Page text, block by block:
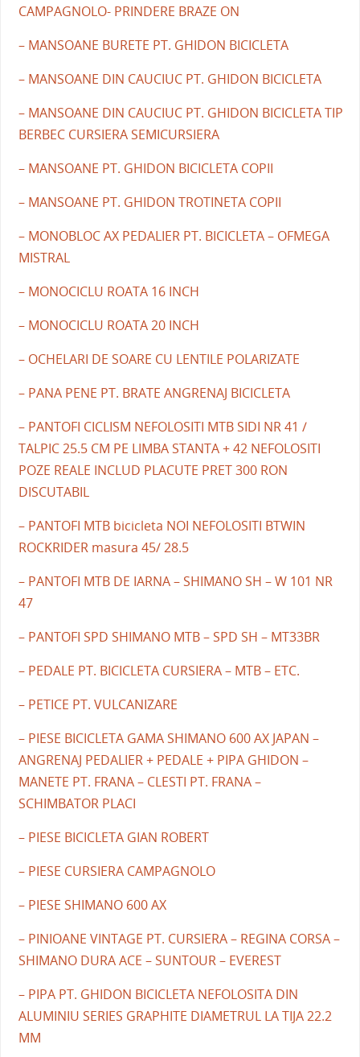
CAMPAGNOLO- PRINDERE BRAZE ON
– MANSOANE BURETE PT. GHIDON BICICLETA
– MANSOANE DIN CAUCIUC PT. GHIDON BICICLETA
– MANSOANE DIN CAUCIUC PT. GHIDON BICICLETA TIP
BERBEC CURSIERA SEMICURSIERA
– MANSOANE PT. GHIDON BICICLETA COPII
– MANSOANE PT. GHIDON TROTINETA COPII
– MONOBLOC AX PEDALIER PT. BICICLETA – OFMEGA
MISTRAL
– MONOCICLU ROATA 16 INCH
– MONOCICLU ROATA 20 INCH
– OCHELARI DE SOARE CU LENTILE POLARIZATE
– PANA PENE PT. BRATE ANGRENAJ BICICLETA
– PANTOFI CICLISM NEFOLOSITI MTB SIDI NR 41 /
TALPIC 25.5 CM PE LIMBA STANTA + 42 NEFOLOSITI
POZE REALE INCLUD PLACUTE PRET 300 RON
DISCUTABIL
– PANTOFI MTB bicicleta NOI NEFOLOSITI BTWIN
ROCKRIDER masura 45/ 28.5
– PANTOFI MTB DE IARNA – SHIMANO SH – W 101 NR
47
– PANTOFI SPD SHIMANO MTB – SPD SH – MT33BR
– PEDALE PT. BICICLETA CURSIERA – MTB – ETC.
– PETICE PT. VULCANIZARE
– PIESE BICICLETA GAMA SHIMANO 600 AX JAPAN –
ANGRENAJ PEDALIER + PEDALE + PIPA GHIDON –
MANETE PT. FRANA – CLESTI PT. FRANA –
SCHIMBATOR PLACI
– PIESE BICICLETA GIAN ROBERT
– PIESE CURSIERA CAMPAGNOLO
– PIESE SHIMANO 600 AX
– PINIOANE VINTAGE PT. CURSIERA – REGINA CORSA –
SHIMANO DURA ACE – SUNTOUR – EVEREST
– PIPA PT. GHIDON BICICLETA NEFOLOSITA DIN
ALUMINIU SERIES GRAPHITE DIAMETRUL LA TIJA 22.2
MM